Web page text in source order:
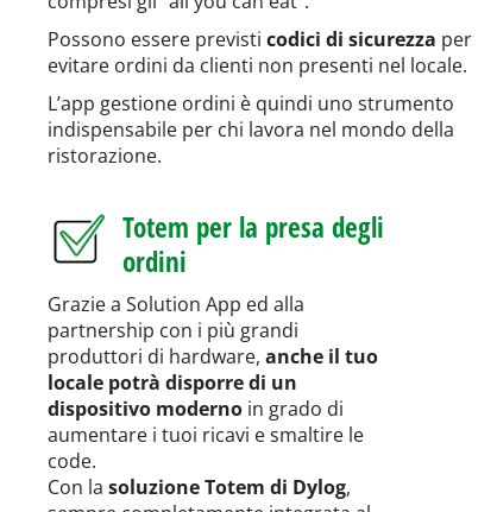
Possono essere previsti codici di sicurezza per
evitare ordini da clienti non presenti nel locale.
L’app gestione ordini è quindi uno strumento
indispensabile per chi lavora nel mondo della
ristorazione.
Totem per la presa degli
ordini
Grazie a Solution App ed alla
partnership con i più grandi
produttori di hardware, anche il tuo
locale potrà disporre di un
dispositivo moderno in grado di
aumentare i tuoi ricavi e smaltire le
code.
Con la soluzione Totem di Dylog,